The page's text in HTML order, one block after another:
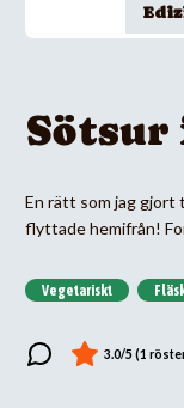
En rätt som jag gjort
flyttade hemifrån!
Vegetariskt